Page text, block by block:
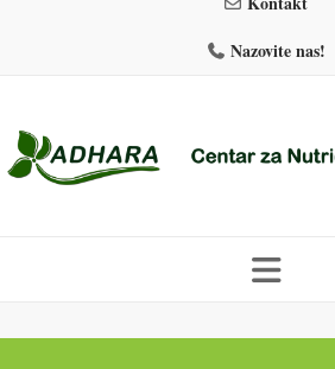
Nazovite nas!
to